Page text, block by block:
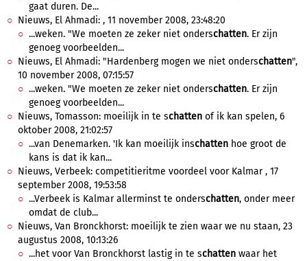
gaat duren. De...
Nieuws, El Ahmadi: , 11 november 2008, 23:48:20
...weken. "We moeten ze zeker niet onderschatten. Er zijn
genoeg voorbeelden...
Nieuws, El Ahmadi: "Hardenberg mogen we niet onderschatten",
10 november 2008, 07:15:57
...weken. "We moeten ze zeker niet onderschatten. Er zijn
genoeg voorbeelden...
Nieuws, Tomasson: moeilijk in te schatten of ik kan spelen, 6
oktober 2008, 21:02:57
...van Denemarken. 'Ik kan moeilijk inschatten hoe groot de
kans is dat ik kan...
Nieuws, Verbeek: competitieritme voordeel voor Kalmar , 17
september 2008, 19:53:58
...Verbeek is Kalmar allerminst te onderschatten, onder meer
omdat de club...
Nieuws, Van Bronckhorst: moeilijk te zien waar we nu staan, 23
augustus 2008, 10:13:26
...het voor Van Bronckhorst lastig in te schatten waar het